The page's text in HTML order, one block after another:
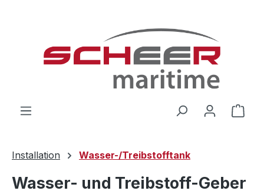
Installation Wasser-/Treibstofftank
Wasser- und Treibstoff-Geber